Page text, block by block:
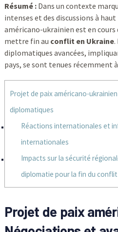
Résumé :Dans un contexte
intenses et des discussions à haut
américano-ukrainien est en
mettre fin au conflit en Ukraine.
diplomatiques avancées,
pays, se sont tenues récemment à
Projet de paix américano-
diplomatiques
Réactions internationales et
internationales
Impacts sur la sécurité
diplomatie pour la fin du conflit
Projet de paix